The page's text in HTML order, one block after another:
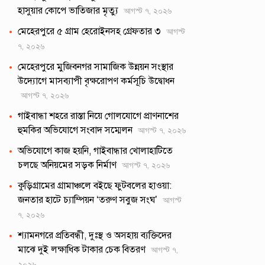
হাসুয়ার কোপে ভাতিজার মৃত্যু আগস্ট ৭, ২০২৬
মেহেরপুরে ৫ গ্রাম হেরোইনসহ গ্রেফতার ৩
আগস্ট
৭, ২০২৬
মেহেরপুরে মুজিবনগর সামাজিক উন্নয়ন সংস্থার
উদ্যোগে মাসব্যাপী বৃক্ষরোপণ কর্মসূচি উদ্বোধন
আগস্ট ৭, ২০২৬
গাইবান্ধা শহরে রাস্তা নিয়ে গোলযোগে প্রাণনাশের
হুমকির অভিযোগে সংবাদ সম্মেলন আগস্ট ৭, ২০২৬
অভিযোগে কাজ হয়নি, গাইবান্ধার খোলাহাটিতে
চলছে অনিয়মের সড়ক নির্মাণ আগস্ট ৭, ২০২৬
কুড়িগ্রামের গ্রামাঞ্চলে বইছে ফুটবলের হাওয়া:
জনতার হাটে চ্যাম্পিয়ন ‘তরুণ সবুজ সংঘ’
আগস্ট
৭, ২০২৬
শ্যামনগরে প্রতিবন্ধী, দুঃস্থ ও অসহায় ব্যক্তিদের
মাঝে দুই লক্ষাধিক টাকার চেক বিতরণ আগস্ট ৭,